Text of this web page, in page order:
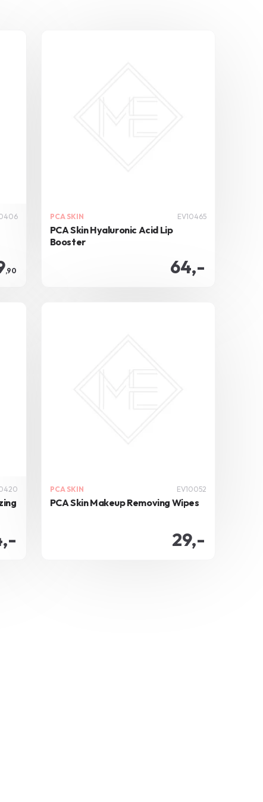
,90
PCA SKIN EV10465
PCA Skin Hyaluronic Acid Lip
Booster
64,-
PCA SKIN EV10052
PCA Skin Makeup Removing Wipes
29,-